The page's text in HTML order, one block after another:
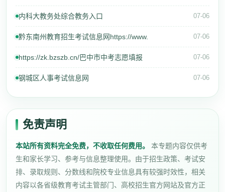
内科大教务处综合教务入口 07-06
黔东南州教育招生考试信息网https://www. 07-06
https://zk.bzszb.cn/巴中市中考志愿填报 07-06
钢城区人事考试信息网 07-06
免责声明
本站所有资料完全免费，不收取任何费用。
本专题内容仅供考
生和家长学习、参考与信息整理使用。由于招生政策、考试安
排、录取规则、分数线和院校专业信息具有较强时效性，相关
内容以各省级教育考试主管部门、高校招生官方网站及官方正